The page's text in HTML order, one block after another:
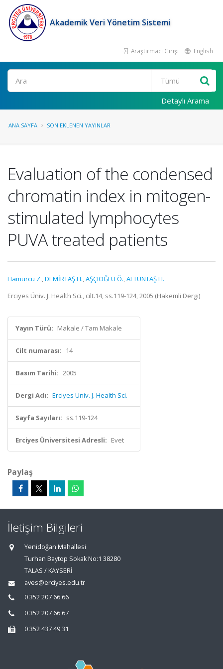
Akademik Veri Yönetim Sistemi
Araştırmacı Girişi English
Ara
Detaylı Arama
ANA SAYFA SON EKLENEN YAYINLAR
Evaluation of the condensed
chromatin index in mitogen-
stimulated lymphocytes
PUVA treated patients
Hamurcu Z.,DEMİRTAŞ H.,AŞÇIOĞLU Ö.,ALTUNTAŞ H.
Erciyes Üniv. J. Health Sci., cilt.14, ss.119-124, 2005 (Hakemli Dergi)
Yayın Türü: Makale / Tam Makale
Cilt numarası: 14
Basım Tarihi: 2005
Dergi Adı: Erciyes Üniv. J. Health Sci.
Sayfa Sayıları: ss.119-124
Erciyes Üniversitesi Adresli: Evet
Paylaş
İletişim Bilgileri
Yenidoğan Mahallesi
Turhan Baytop Sokak No:1 38280
TALAS / KAYSERİ
aves@erciyes.edu.tr
0 352 207 66 66
0 352 207 66 67
0 352 437 49 31